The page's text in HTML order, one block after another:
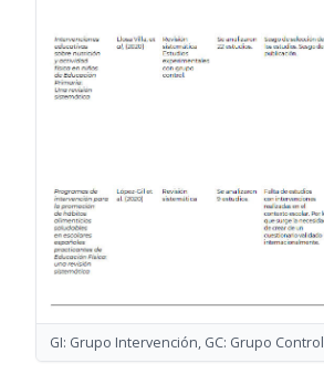
GI: Grupo Intervención, GC: Grupo Control